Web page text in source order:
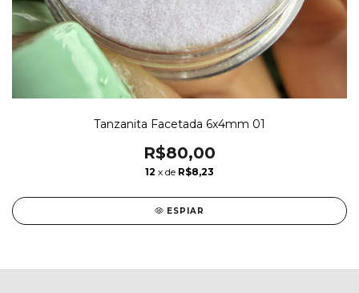
Tanzanita Facetada 6x4mm 01
R$80,00
12 x de R$8,23
ESPIAR